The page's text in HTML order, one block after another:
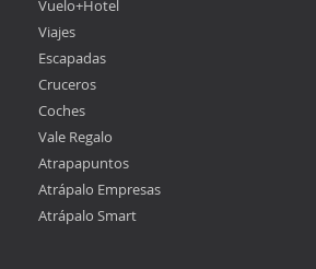
Vuelo+Hotel
Viajes
Escapadas
Cruceros
Coches
Vale Regalo
Atrapapuntos
Atrápalo Empresas
Atrápalo Smart